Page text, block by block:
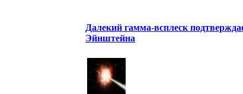
Далекий гамма-всплеск
Эйнштейна